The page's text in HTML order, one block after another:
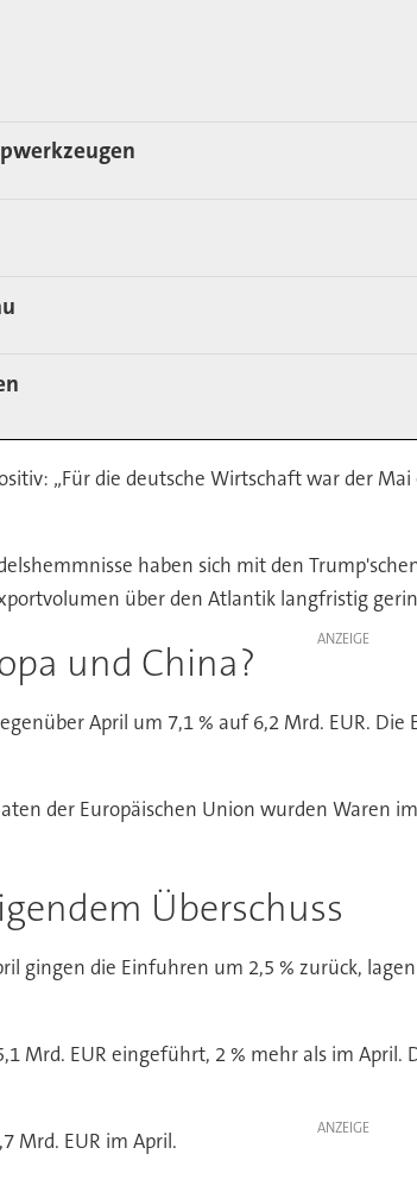
„Für die deutsche Wirtschaft war der
haben sich mit den
über den Atlantik langfristig
ANZEIGE
und China?
April um 7,1 % auf 6,2 Mrd. EUR.
der Europäischen Union wurden Waren
Überschuss
gingen die Einfuhren um 2,5 % zurück,
Mrd. EUR eingeführt, 2 % mehr als im April.
ANZEIGE
Mrd. EUR im April.